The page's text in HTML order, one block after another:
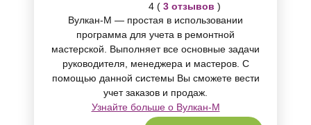
4 ( 3 отзывов )
Вулкан-М — простая в использовании
программа для учета в ремонтной
мастерской. Выполняет все основные задачи
руководителя, менеджера и мастеров. С
помощью данной системы Вы сможете вести
учет заказов и продаж.
Узнайте больше о Вулкан-М